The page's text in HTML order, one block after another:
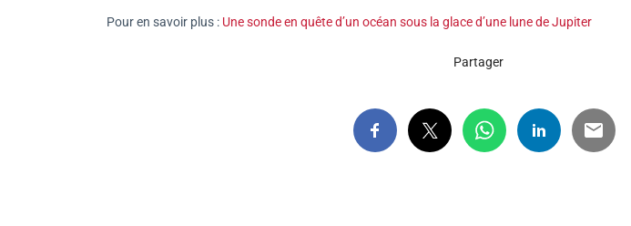
Pour en savoir plus : Une sonde en quête d’un océan sous la glace d’une lune de Jupiter
Partager